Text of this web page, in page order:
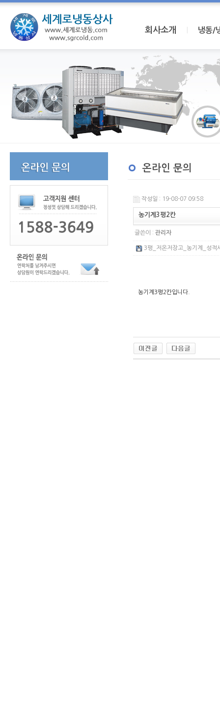
회사소개 냉동/
온라인 문의
작성일 : 19-08-07 09:58
농기계3평2칸
글쓴이 : 관리자
3평_저온저장고_농기계_성
농기계3평2칸입니다.